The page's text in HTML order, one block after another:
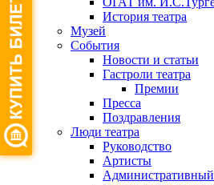
История театра
Музей
События
Новости и статьи
Гастроли театра
Премии
Пресса
Поздравления
Люди театра
Руководство
Артисты
Административный